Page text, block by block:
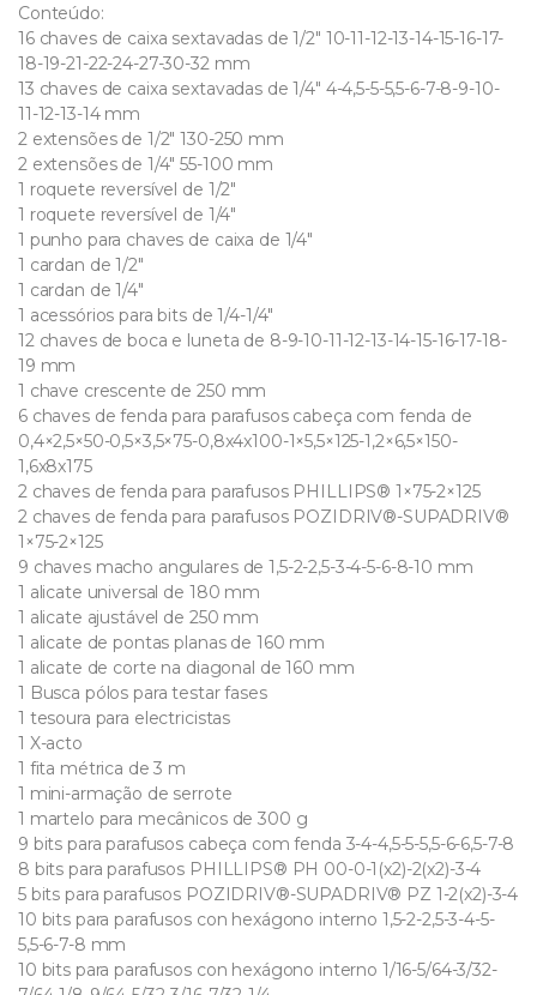
Conteúdo:
16 chaves de caixa sextavadas de 1/2″ 10-11-12-13-14-15-16-17-
18-19-21-22-24-27-30-32 mm
13 chaves de caixa sextavadas de 1/4″ 4-4,5-5-5,5-6-7-8-9-10-
11-12-13-14 mm
2 extensões de 1/2″ 130-250 mm
2 extensões de 1/4″ 55-100 mm
1 roquete reversível de 1/2″
1 roquete reversível de 1/4″
1 punho para chaves de caixa de 1/4″
1 cardan de 1/2″
1 cardan de 1/4″
1 acessórios para bits de 1/4-1/4″
12 chaves de boca e luneta de 8-9-10-11-12-13-14-15-16-17-18-
19 mm
1 chave crescente de 250 mm
6 chaves de fenda para parafusos cabeça com fenda de
0,4×2,5×50-0,5×3,5×75-0,8x4x100-1×5,5×125-1,2×6,5×150-
1,6x8x175
2 chaves de fenda para parafusos PHILLIPS® 1×75-2×125
2 chaves de fenda para parafusos POZIDRIV®-SUPADRIV®
1×75-2×125
9 chaves macho angulares de 1,5-2-2,5-3-4-5-6-8-10 mm
1 alicate universal de 180 mm
1 alicate ajustável de 250 mm
1 alicate de pontas planas de 160 mm
1 alicate de corte na diagonal de 160 mm
1 Busca pólos para testar fases
1 tesoura para electricistas
1 X-acto
1 fita métrica de 3 m
1 mini-armação de serrote
1 martelo para mecânicos de 300 g
9 bits para parafusos cabeça com fenda 3-4-4,5-5-5,5-6-6,5-7-8
8 bits para parafusos PHILLIPS® PH 00-0-1(x2)-2(x2)-3-4
5 bits para parafusos POZIDRIV®-SUPADRIV® PZ 1-2(x2)-3-4
10 bits para parafusos con hexágono interno 1,5-2-2,5-3-4-5-
5,5-6-7-8 mm
10 bits para parafusos con hexágono interno 1/16-5/64-3/32-